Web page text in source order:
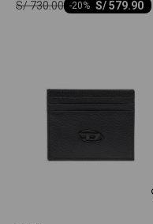
S/579.90
-20
S/730.00